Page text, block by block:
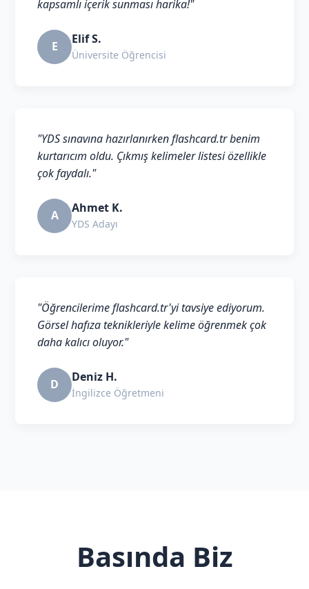
kapsamlı içerik sunması harika!"
E Elif S.
Üniversite Öğrencisi
"YDS sınavına hazırlanırken flashcard.tr benim
kurtarıcım oldu. Çıkmış kelimeler listesi özellikle
çok faydalı."
A Ahmet K.
YDS Adayı
"Öğrencilerime flashcard.tr'yi tavsiye ediyorum.
Görsel hafıza teknikleriyle kelime öğrenmek çok
daha kalıcı oluyor."
D Deniz H.
İngilizce Öğretmeni
Basında Biz